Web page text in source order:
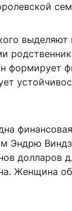
формирует
Эндрю
долларов
Женщина